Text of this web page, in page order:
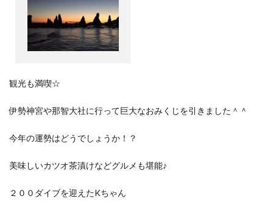
観光も満喫☆
伊勢神宮や那智大社に行って巨大なおみくじを引きました＾＾
今年の運勢はどうでしょうか！？
美味しいカツオ茶漬けなどグルメも堪能♪
２００ダイブを迎えたKちゃん